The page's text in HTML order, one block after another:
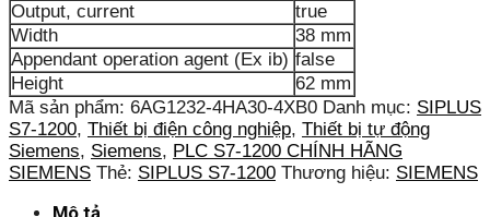
Output, current
true
Width
38 mm
Appendant operation agent (Ex ib) false
Height
62 mm
Mã sản phẩm: 6AG1232-4HA30-4XB0 Danh mục: SIPLUS
S7-1200, Thiết bị điện công nghiệp, Thiết bị tự động
Siemens, Siemens, PLC S7-1200 CHÍNH HÃNG
SIEMENS Thẻ: SIPLUS S7-1200 Thương hiệu: SIEMENS